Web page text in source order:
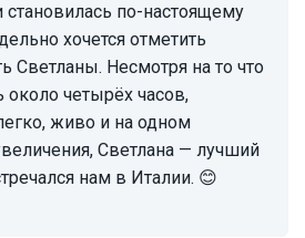
становилась по-настоящему
хочется отметить
Светланы. Несмотря на то что
около четырёх часов,
живо и на одном
Светлана — лучший
нам в Италии. 😊